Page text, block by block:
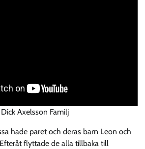
Dick Axelsson Familj
hade paret och deras barn Leon och
flyttade de alla tillbaka till